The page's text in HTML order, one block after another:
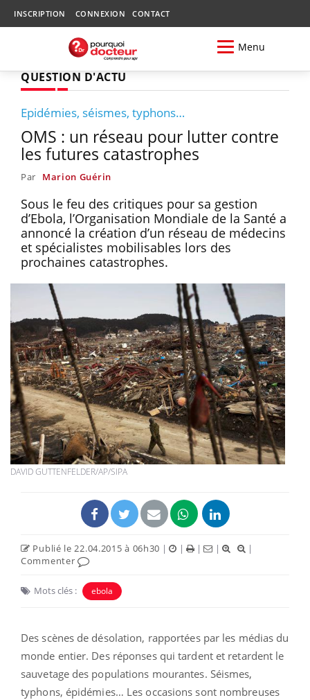
INSCRIPTION CONNEXION CONTACT
Menu
QUESTION D'ACTU
Epidémies, séismes, typhons…
OMS : un réseau pour lutter contre
les futures catastrophes
Par Marion Guérin
Sous le feu des critiques pour sa gestion
d’Ebola, l’Organisation Mondiale de la Santé a
annoncé la création d’un réseau de médecins
et spécialistes mobilisables lors des
prochaines catastrophes.
DAVID GUTTENFELDER/AP/SIPA
Publié le 22.04.2015 à 06h30 | | | |
|
Commenter
Mots clés : ebola
Des scènes de désolation, rapportées par les médias du
monde entier. Des réponses qui tardent et retardent le
sauvetage des populations mourantes. Séismes,
typhons, épidémies… Les occasions sont nombreuses